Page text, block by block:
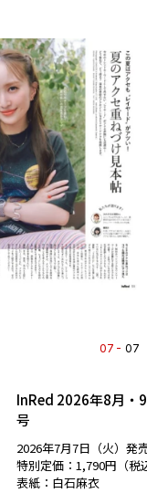
07 07
InRed 2026年8月・
号
2026年7月7日（火）発
特別定価：1,790円（税
表紙：白石麻衣